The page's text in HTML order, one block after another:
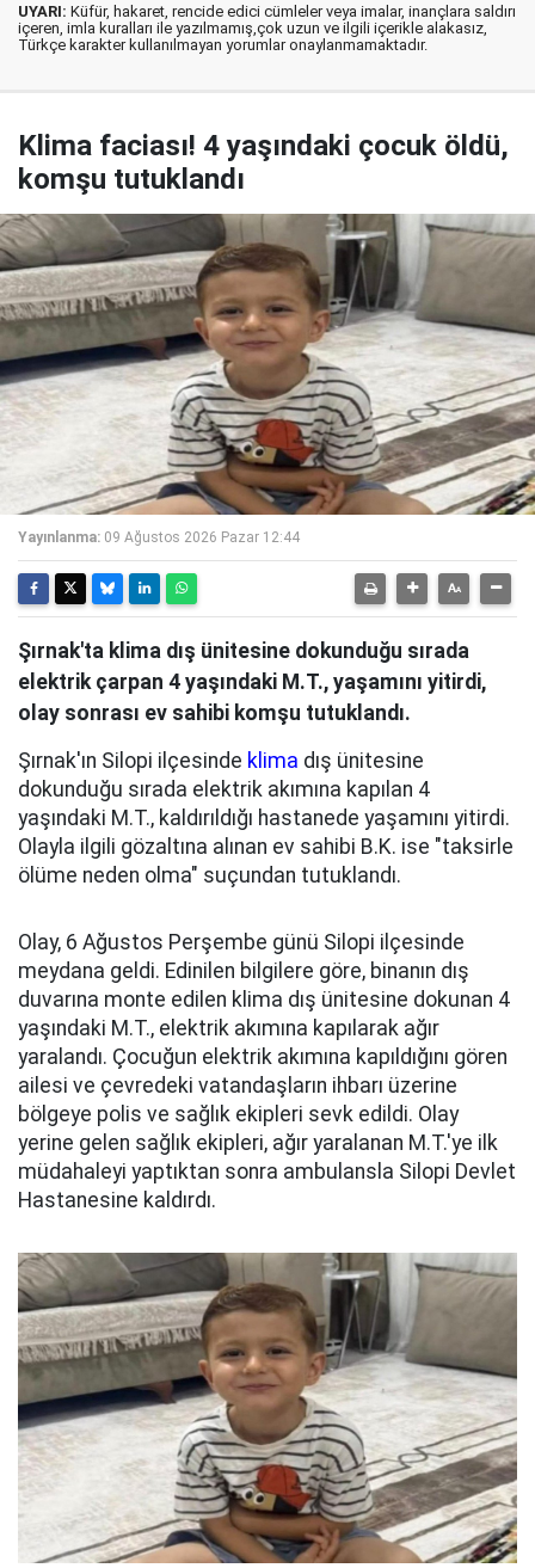
UYARI: Küfür, hakaret, rencide edici cümleler veya imalar, inançlara saldırı
içeren, imla kuralları ile yazılmamış,çok uzun ve ilgili içerikle alakasız,
Türkçe karakter kullanılmayan yorumlar onaylanmamaktadır.
Klima faciası! 4 yaşındaki çocuk öldü,
komşu tutuklandı
Yayınlanma: 09 Ağustos 2026 Pazar 12:44
Şırnak'ta klima dış ünitesine dokunduğu sırada
elektrik çarpan 4 yaşındaki M.T., yaşamını yitirdi,
olay sonrası ev sahibi komşu tutuklandı.
Şırnak'ın Silopi ilçesinde klima dış ünitesine
dokunduğu sırada elektrik akımına kapılan 4
yaşındaki M.T., kaldırıldığı hastanede yaşamını yitirdi.
Olayla ilgili gözaltına alınan ev sahibi B.K. ise "taksirle
ölüme neden olma" suçundan tutuklandı.
Olay, 6 Ağustos Perşembe günü Silopi ilçesinde
meydana geldi. Edinilen bilgilere göre, binanın dış
duvarına monte edilen klima dış ünitesine dokunan 4
yaşındaki M.T., elektrik akımına kapılarak ağır
yaralandı. Çocuğun elektrik akımına kapıldığını gören
ailesi ve çevredeki vatandaşların ihbarı üzerine
bölgeye polis ve sağlık ekipleri sevk edildi. Olay
yerine gelen sağlık ekipleri, ağır yaralanan M.T.'ye ilk
müdahaleyi yaptıktan sonra ambulansla Silopi Devlet
Hastanesine kaldırdı.